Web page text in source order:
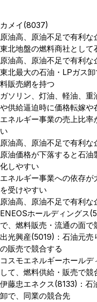
カメイ(8037)
原油高、原油不足で有利な
東北地盤の燃料商社として
原油高、原油不足で有利な
東北最大の石油・LPガス
料販売網を持つ
ガソリン、灯油、軽油、
や供給逼迫時に価格転嫁
エネルギー事業の売上比
い
原油高、原油不足で有利な
原油価格が下落すると石
化しやすい
エネルギー事業への依存
を受けやすい
原油高、原油不足で有利な
ENEOSホールディングス
で、燃料販売・流通の面で
出光興産(5019)：石油元売
の販売で競合する
コスモエネルギーホール
して、燃料供給・販売で競
伊藤忠エネクス(8133)：石
卸で、同業の競合先